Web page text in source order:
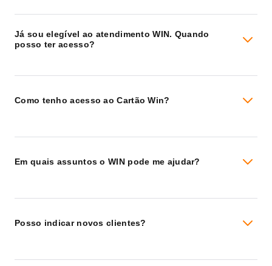
Já sou elegível ao atendimento WIN. Quando
posso ter acesso?
Como tenho acesso ao Cartão Win?
Em quais assuntos o WIN pode me ajudar?
Posso indicar novos clientes?